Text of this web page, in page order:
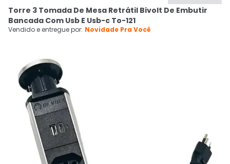
Cupons
Ativar tradutor em libras
CADASTRE-SE
Torre 3 Tomada De Mesa Retrátil Bivolt De Embutir
Bancada Com Usb E Usb-c To-121
Vendido e entregue por: Novidade Pra Você